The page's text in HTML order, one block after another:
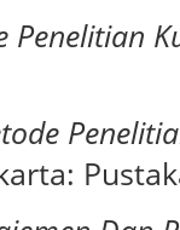
Penelitian